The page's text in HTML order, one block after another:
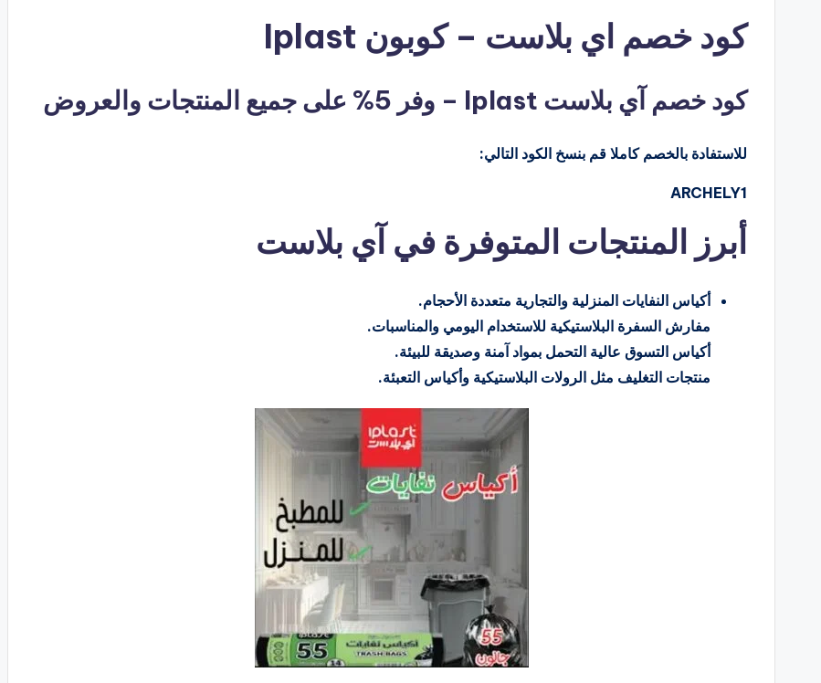
كود خصم اي بلاست – كوبون Iplast
كود خصم آي بلاست Iplast – وفر 5% على جميع المنتجات والعروض
للاستفادة بالخصم كاملا قم بنسخ الكود التالي:
ARCHELY1
أبرز المنتجات المتوفرة في آي بلاست
أكياس النفايات المنزلية والتجارية متعددة الأحجام.
مفارش السفرة البلاستيكية للاستخدام اليومي والمناسبات.
أكياس التسوق عالية التحمل بمواد آمنة وصديقة للبيئة.
منتجات التغليف مثل الرولات البلاستيكية وأكياس التعبئة.